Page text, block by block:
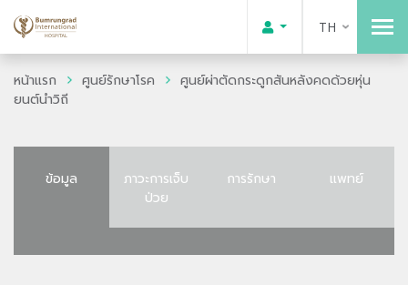
TH
หน้าแรก ศูนย์รักษาโรค
ศูนย์ผ่าตัดกระดูกสันหลังคดด้วยหุ่น
ยนต์นำวิถี
ข้อมูล
ภาวะการเจ็บ
ป่วย
การรักษา แพทย์